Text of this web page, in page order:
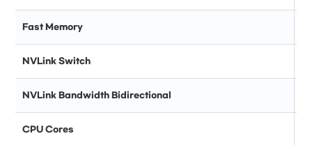
Fast Memory
NVLink Switch
NVLink Bandwidth Bidirectional
CPU Cores